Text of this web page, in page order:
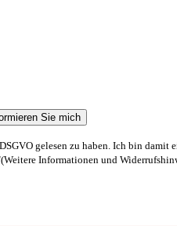
gelesen zu haben. Ich bin damit
Informationen und